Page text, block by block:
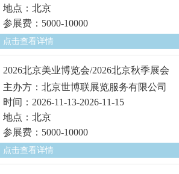
地点：北京
参展费：5000-10000
点击查看详情
2026北京美业博览会/2026北京秋季展会
主办方：北京世博联展览服务有限公司
时间：2026-11-13-2026-11-15
地点：北京
参展费：5000-10000
点击查看详情